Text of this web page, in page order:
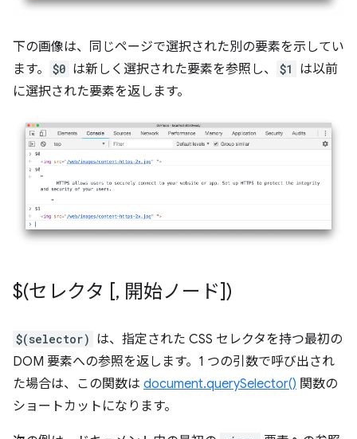
下の画像は、同じページで選択された別の要素を示してい
ます。
$0 は新しく選択された要素を参照し、 $1
は以前
に選択された要素を返します。
$(セレクタ [, 開始ノード])
$(selector) は、指定された CSS セレクタを持つ最初の
DOM 要素への参照を返します。1 つの引数で呼び出され
た場合は、この関数は document.querySelector() 関数の
ショートカットになります。